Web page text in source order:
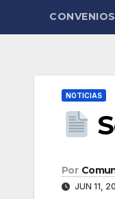
NOTICIAS
Por
JUN 11,